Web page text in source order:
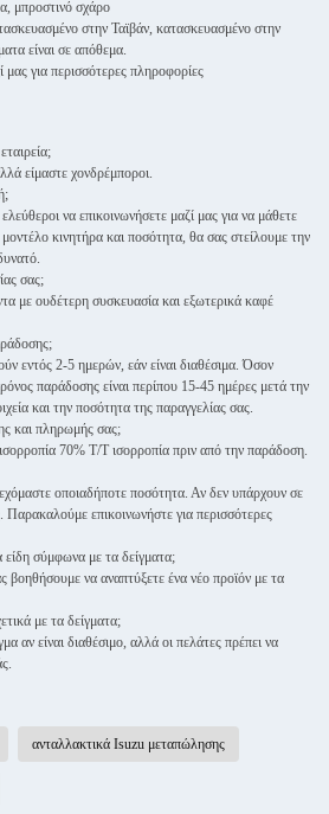
μπροστινό σχάρο
στην Ταϊβάν, κατασκευασμένο στην
είναι σε απόθεμα.
για περισσότερες πληροφορίες
είμαστε χονδρέμποροι.
να επικοινωνήσετε μαζί μας για να μάθετε
κινητήρα και ποσότητα, θα σας στείλουμε την
σας;
με ουδέτερη συσκευασία και εξωτερικά καφέ
εντός 2-5 ημερών, εάν είναι διαθέσιμα. Όσον
παράδοσης είναι περίπου 15-45 ημέρες μετά την
και την ποσότητα της παραγγελίας σας.
και πληρωμής σας;
70% T/T ισορροπία πριν από την παράδοση.
οποιαδήποτε ποσότητα. Αν δεν υπάρχουν σε
επικοινωνήστε για περισσότερες
σύμφωνα με τα δείγματα;
να αναπτύξετε ένα νέο προϊόν με τα
με τα δείγματα;
αν είναι διαθέσιμο, αλλά οι πελάτες πρέπει να
ανταλλακτικά Isuzu μεταπώλησης